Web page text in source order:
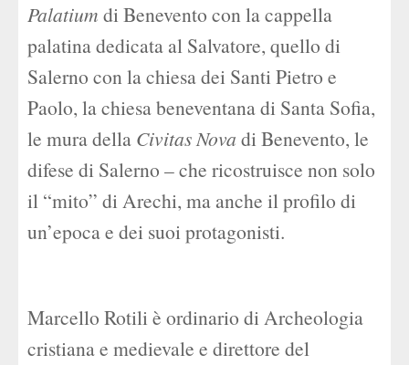
Palatium di Benevento con la cappella
palatina dedicata al Salvatore, quello di
Salerno con la chiesa dei Santi Pietro e
Paolo, la chiesa beneventana di Santa Sofia,
le mura della Civitas Nova di Benevento, le
difese di Salerno – che ricostruisce non solo
il “mito” di Arechi, ma anche il profilo di
un’epoca e dei suoi protagonisti.
Marcello Rotili è ordinario di Archeologia
cristiana e medievale e direttore del